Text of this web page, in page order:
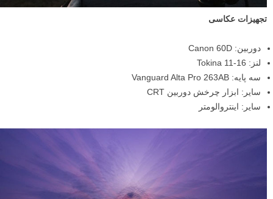
تجهیزات عکاسی
دوربین: Canon 60D
لنز: Tokina 11-16
سه پایه: Vanguard Alta Pro 263AB
سایر: ابزار چرخش دوربین CRT
سایر: اینتروالومتر